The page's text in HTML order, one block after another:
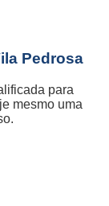
Pedrosa
para
mesmo uma